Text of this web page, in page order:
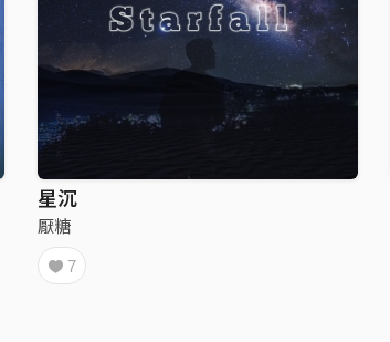
星沉
厭糖
7